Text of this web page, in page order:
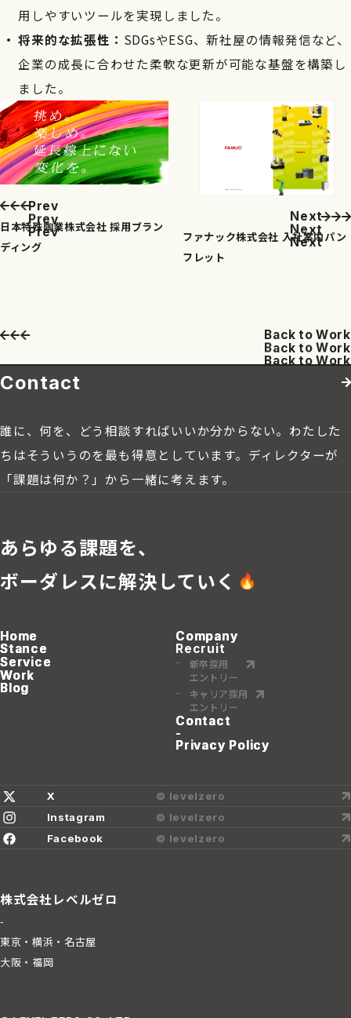
用しやすいツールを実現しました。
将来的な拡張性： SDGsやESG、新社屋の情報発信など、
企業の成長に合わせた柔軟な更新が可能な基盤を構築し
ました。
日本特殊陶業株式会社 採用ブラン
ディング
Prev
Prev
Prev
ファナック株式会社 入社案内パン
フレット
Next
Next
Next
Back to Work
Back to Work
BacktoWork
Contact
誰に、何を、どう相談すればいいか分からない。わたした
ちはそういうのを最も得意としています。ディレクターが
「課題は何か？」から一緒に考えます。
あらゆる課題を、
ボーダレスに解決していく
Home
Home
Home
Stance
Stance
Stance
Service
Service
Service
Work
Work
Work
Blog
Blog
Blog
Company
Company
Company
Recruit
新卒採用
エントリー
新卒採用
エントリー
新卒採用
エントリー
キャリア採用
エントリー
キャリア採用
エントリー
キャリア採用
エントリー
Contact
Contact
Contact
-
Privacy Policy
Privacy Policy
Privacy Policy
株式会社レベルゼロ
-
東京・横浜・名古屋
大阪・福岡
X
© levelzero
Instagram
© levelzero
Facebook
© levelzero